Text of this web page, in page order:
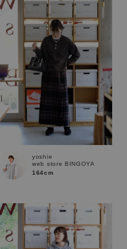
予約商品
WEB限定
在庫なし含む
yoshie
web store BINGOYA
164cm